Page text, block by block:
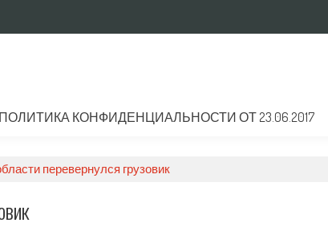
ПОЛИТИКА КОНФИДЕНЦИАЛЬНОСТИ ОТ 23.06.2017
перевернулся грузовик